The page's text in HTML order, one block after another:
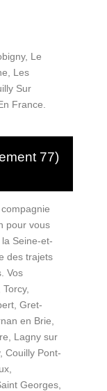
Le
Les
Sur
France.
77)
pour vous
Seine-et-
des trajets
Vos
Gret-
en Brie,
Lagny sur
Couilly Pont-
Georges,